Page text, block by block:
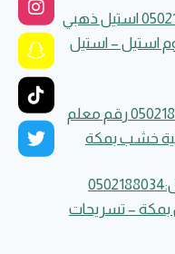
ديكور ستيل ذهبي مكة ت: 0502188034 استيل ذهبي
استيل – استيل
افضل محل باركية بمكة جوال:0502188034 رقم معلم
خشب بمكة
تركيب ديكورات تسريحات بمكه جوال:0502188034
– تسريحات